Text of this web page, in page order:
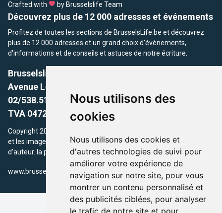
Nous utilisons des
cookies
Nous utilisons des cookies et
d'autres technologies de suivi pour
améliorer votre expérience de
navigation sur notre site, pour vous
montrer un contenu personnalisé et
des publicités ciblées, pour analyser
le trafic de notre site et pour
Crafted with by Brusselslife Team
Découvrez plus de 12 000 adresses et événements
Profitez de toutes les sections de BrusselsLife.be et découvrez
plus de 12 000 adresses et un grand choix d'événements,
d'informations et de conseils et astuces de notre écriture.
Brusselslife.be
Avenue Louise, 500 -1050 Ixelles, Brussels,
02/538.51.49.
TVA 0472.281.221
Copyright 2026 © Brusselslife.be Tous droits réservés. Le contenu
et les images utilisés sur ce site sont protégés par le droit
d'auteur. la propriétaires respectifs.
www.brusselsLife.be info@brusselslife.be